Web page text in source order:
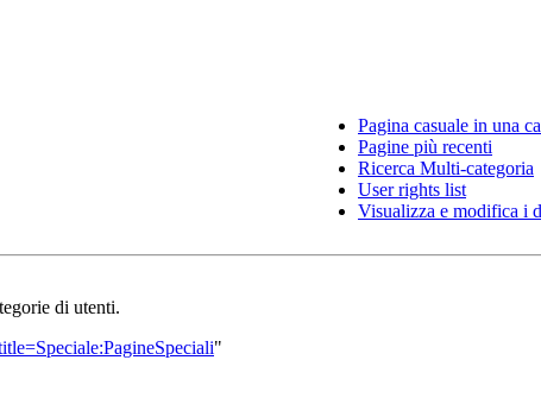
Pagina casuale in una
Pagine più recenti
Ricerca Multi-categoria
User rights list
Visualizza e modifica i
di utenti.
"